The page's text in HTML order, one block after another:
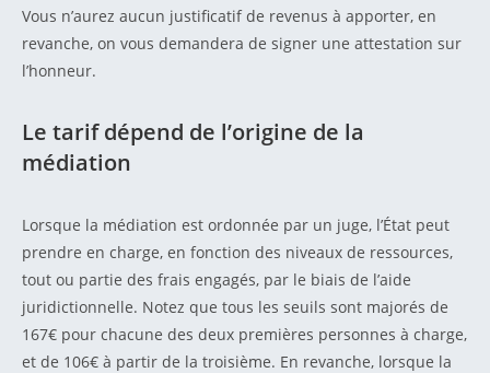
Vous n’aurez aucun justificatif de revenus à apporter, en
revanche, on vous demandera de signer une attestation sur
l’honneur.
Le tarif dépend de l’origine de la
médiation
Lorsque la médiation est ordonnée par un juge, l’État peut
prendre en charge, en fonction des niveaux de ressources,
tout ou partie des frais engagés, par le biais de l’aide
juridictionnelle. Notez que tous les seuils sont majorés de
167€ pour chacune des deux premières personnes à charge,
et de 106€ à partir de la troisième. En revanche, lorsque la